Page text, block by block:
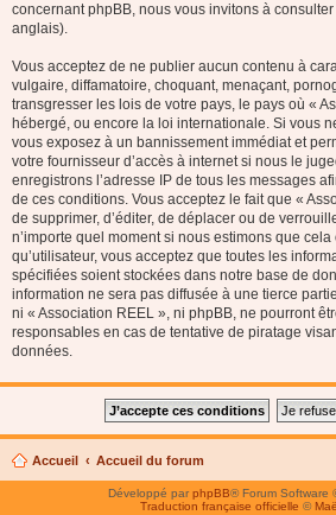
concernant phpBB, nous vous invitons à consulter
anglais).
Vous acceptez de ne publier aucun contenu à
vulgaire, diffamatoire, choquant, menaçant,
transgresser les lois de votre pays, le pays où «
hébergé, ou encore la loi internationale. Si vous
vous exposez à un bannissement immédiat et
votre fournisseur d’accès à internet si nous le
enregistrons l’adresse IP de tous les messages
de ces conditions. Vous acceptez le fait que «
de supprimer, d’éditer, de déplacer ou de
n’importe quel moment si nous estimons que
qu’utilisateur, vous acceptez que toutes les
spécifiées soient stockées dans notre base de
information ne sera pas diffusée à une tierce
ni « Association REEL », ni phpBB, ne pourront
responsables en cas de tentative de piratage
données.
Accueil Accueil du forum
Développé parphpBB® Forum Software
Traduction française officielle ©